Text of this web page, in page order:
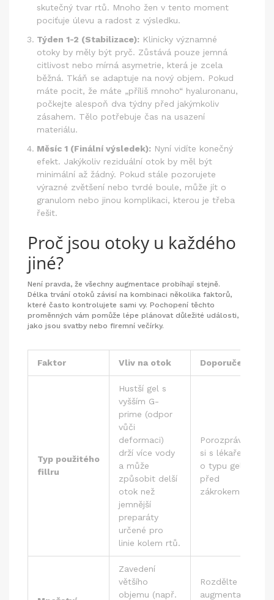
skutečný tvar rtů. Mnoho žen v tento moment
pociťuje úlevu a radost z výsledku.
Týden 1-2 (Stabilizace): Klinicky významné
otoky by měly být pryč. Zůstává pouze jemná
citlivost nebo mírná asymetrie, která je zcela
běžná. Tkáň se adaptuje na nový objem. Pokud
máte pocit, že máte „příliš mnoho“ hyaluronanu,
počkejte alespoň dva týdny před jakýmkoliv
zásahem. Tělo potřebuje čas na usazení
materiálu.
Měsíc 1 (Finální výsledek): Nyní vidíte konečný
efekt. Jakýkoliv reziduální otok by měl být
minimální až žádný. Pokud stále pozorujete
výrazné zvětšení nebo tvrdé boule, může jít o
granulom nebo jinou komplikaci, kterou je třeba
řešit.
Proč jsou otoky u každého
jiné?
Není pravda, že všechny augmentace probíhají stejně.
Délka trvání otoků závisí na kombinaci několika faktorů,
které často kontrolujete sami vy. Pochopení těchto
proměnných vám pomůže lépe plánovat důležité události,
jako jsou svatby nebo firemní večírky.
Faktor Vliv na otok Doporučení
Typ použitého
fillru
Hustší gel s
vyšším G-
prime (odpor
vůči
deformaci)
drží více vody
a může
způsobit delší
otok než
jemnější
preparáty
určené pro
linie kolem rtů.
Porozprávějte
si s lékařem
o typu gelu
před
zákrokem.
Zavedení
většího
objemu (např.
Rozdělte si
augmentaci